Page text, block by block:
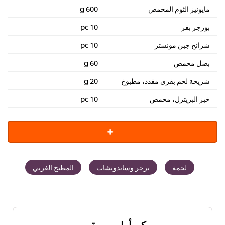
مايونيز الثوم المحمص
600 g
بورجر بقر
10 pc
شرائح جبن مونستر
10 pc
بصل محمص
60 g
شريحة لحم بقري مقدد، مطبوخ
20 g
خبز البريتزل، محمص
10 pc
لحمة برجر وساندوتشات المطبخ الغربي